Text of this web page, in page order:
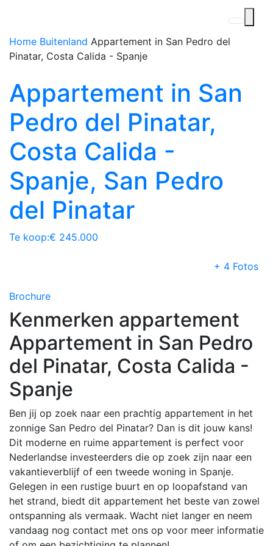
Home Buitenland Appartement in San Pedro del
Pinatar, Costa Calida - Spanje
Appartement in San
Pedro del Pinatar,
Costa Calida -
Spanje, San Pedro
del Pinatar
Te koop:€ 245.000
+ 4 Fotos
Brochure
Kenmerken appartement
Appartement in San Pedro
del Pinatar, Costa Calida -
Spanje
Ben jij op zoek naar een prachtig appartement in het
zonnige San Pedro del Pinatar? Dan is dit jouw kans!
Dit moderne en ruime appartement is perfect voor
Nederlandse investeerders die op zoek zijn naar een
vakantieverblijf of een tweede woning in Spanje.
Gelegen in een rustige buurt en op loopafstand van
het strand, biedt dit appartement het beste van zowel
ontspanning als vermaak. Wacht niet langer en neem
vandaag nog contact met ons op voor meer informatie